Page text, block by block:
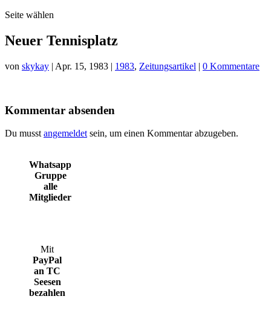
Seite wählen
Neuer Tennisplatz
von skykay | Apr. 15, 1983 | 1983, Zeitungsartikel | 0 Kommentare
Kommentar absenden
Du musst angemeldet sein, um einen Kommentar abzugeben.
Whatsapp
Gruppe
alle
Mitglieder
Mit
PayPal
an TC
Seesen
bezahlen